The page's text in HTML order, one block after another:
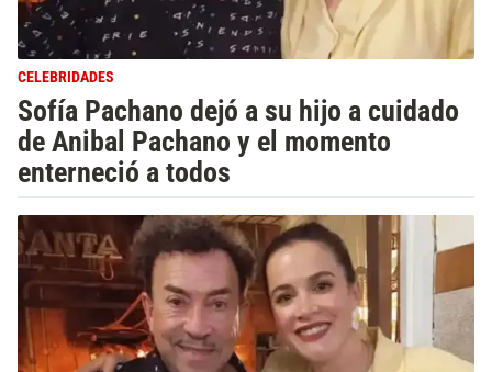
CELEBRIDADES
Sofía Pachano dejó a su hijo a cuidado
de Anibal Pachano y el momento
enterneció a todos